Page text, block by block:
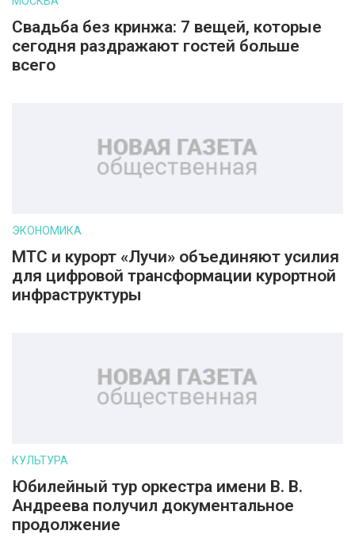
Свадьба без кринжа: 7 вещей, которые
сегодня раздражают гостей больше
всего
ЭКОНОМИКА
МТС и курорт «Лучи» объединяют усилия
для цифровой трансформации курортной
инфраструктуры
КУЛЬТУРА
Юбилейный тур оркестра имени В. В.
Андреева получил документальное
продолжение